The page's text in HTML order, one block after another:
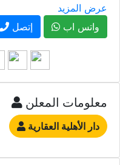
عرض المزيد
إتصل واتس اب
معلومات المعلن
دار الأهلية العقارية